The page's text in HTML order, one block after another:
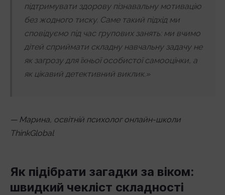
підтримувати здорову пізнавальну мотивацію
без жодного тиску. Саме такий підхід ми
сповідуємо під час групових занять: ми вчимо
дітей сприймати складну навчальну задачу не
як загрозу для їхньої особистої самооцінки, а
як цікавий детективний виклик.»
— Марина, освітній психолог онлайн-школи
ThinkGlobal
Як підібрати загадки за віком:
швидкий чекліст складності